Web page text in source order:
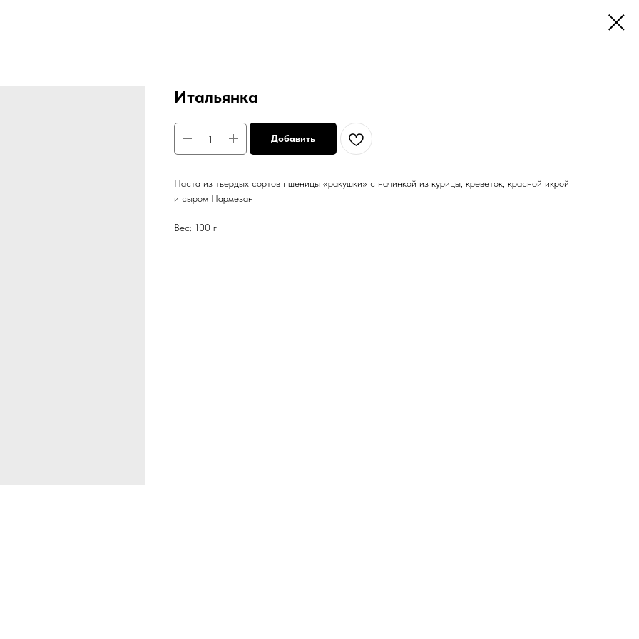
Итальянка
Добавить
Паста из твердых сортов пшеницы «ракушки» с начинкой из курицы, креветок, красной икрой
и сыром Пармезан
Вес: 100 г